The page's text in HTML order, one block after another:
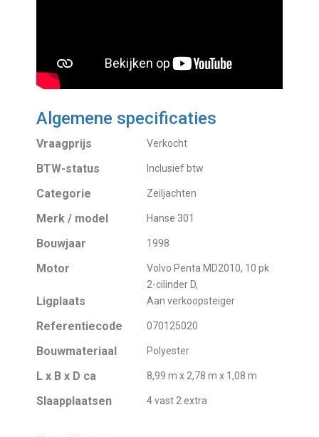
Algemene specificaties
Vraagprijs Verkocht
BTW-status Inclusief btw
Categorie Zeiljachten
Merk / model Hanse 301
Bouwjaar 1998
Motor
Volvo Penta MD2010, 10 pk
2-cilinder D,
Ligplaats Aan verkoopsteiger
Referentiecode 070125020
Bouwmateriaal Polyester
L x B x D ca 8,99 m x 2,78 m x 1,08 m
Slaapplaatsen 4 vast 2 extra